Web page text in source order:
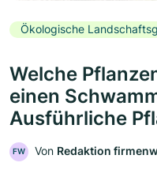
Ökologische
Welche
einen
Ausführliche
FW Von Redaktion